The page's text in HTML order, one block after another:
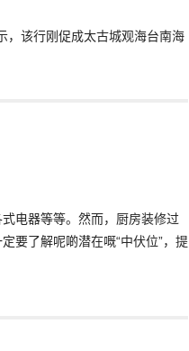
，该行刚促成太古城观海台南海
电器等等。然而，厨房装修过
要了解呢啲潜在嘅“中伏位”，提